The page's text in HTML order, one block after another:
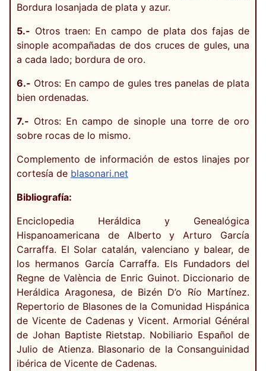
Bordura losanjada de plata y azur.
5.- Otros traen: En campo de plata dos fajas de
sinople acompañadas de dos cruces de gules, una
a cada lado; bordura de oro.
6.- Otros: En campo de gules tres panelas de plata
bien ordenadas.
7.- Otros: En campo de sinople una torre de oro
sobre rocas de lo mismo.
Complemento de información de estos linajes por
cortesía de blasonari.net
Bibliografía:
Enciclopedia Heráldica y Genealógica
Hispanoamericana de Alberto y Arturo García
Carraffa. El Solar catalán, valenciano y balear, de
los hermanos García Carraffa. Els Fundadors del
Regne de València de Enric Guinot. Diccionario de
Heráldica Aragonesa, de Bizén D’o Río Martínez.
Repertorio de Blasones de la Comunidad Hispánica
de Vicente de Cadenas y Vicent. Armorial Général
de Johan Baptiste Rietstap. Nobiliario Español de
Julio de Atienza. Blasonario de la Consanguinidad
ibérica de Vicente de Cadenas.